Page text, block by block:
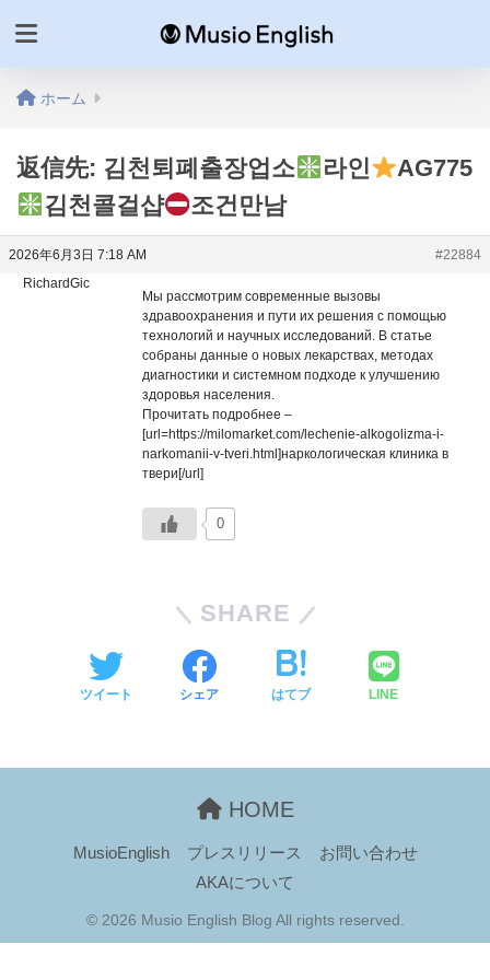
ホーム
返信先: 김천퇴폐출장업소 라인
AG775
김천콜걸샵
조건만남
2026年6月3日 7:18 AM
#22884
RichardGic
Мы рассмотрим современные вызовы
здравоохранения и пути их решения с помощью
технологий и научных исследований. В статье
собраны данные о новых лекарствах, методах
диагностики и системном подходе к улучшению
здоровья населения.
Прочитать подробнее –
[url=https://milomarket.com/lechenie-alkogolizma-i-
narkomanii-v-tveri.html]наркологическая клиника в
твери[/url]
0
SHARE
ツイート シェア はてブ LINE
HOME
MusioEnglish プレスリリース
お問い合わせ
AKAについて
© 2026 Musio English Blog All rights reserved.